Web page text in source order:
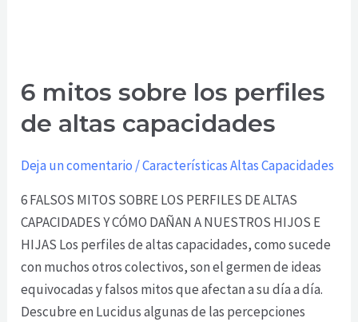
6 mitos sobre los perfiles
de altas capacidades
Deja un comentario /Características Altas Capacidades
6 FALSOS MITOS SOBRE LOS PERFILES DE ALTAS
CAPACIDADES Y CÓMO DAÑAN A NUESTROS HIJOS E
HIJAS Los perfiles de altas capacidades, como sucede
con muchos otros colectivos, son el germen de ideas
equivocadas y falsos mitos que afectan a su día a día.
Descubre en Lucidus algunas de las percepciones
sobre
los
perfiles
de
altas
capacidades